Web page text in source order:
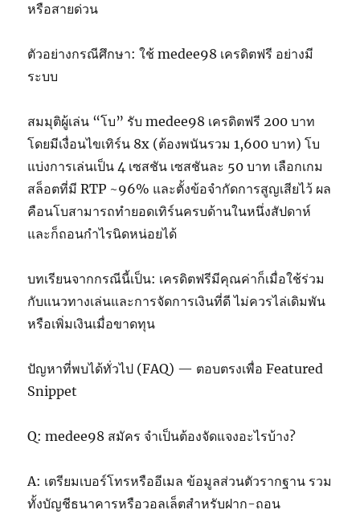
หรือสายด่วน
ตัวอย่างกรณีศึกษา: ใช้ medee98 เครดิตฟรี อย่างมี
ระบบ
สมมุติผู้เล่น “โบ” รับ medee98 เครดิตฟรี 200 บาท
โดยมีเงื่อนไขเทิร์น 8x (ต้องพนันรวม 1,600 บาท) โบ
แบ่งการเล่นเป็น 4 เซสชัน เซสชันละ 50 บาท เลือกเกม
สล็อตที่มี RTP ~96% และตั้งข้อจำกัดการสูญเสียไว้ ผล
คือนโบสามารถทำยอดเทิร์นครบด้านในหนึ่งสัปดาห์
และก็ถอนกำไรนิดหน่อยได้
บทเรียนจากกรณีนี้เป็น: เครดิตฟรีมีคุณค่าก็เมื่อใช้ร่วม
กับแนวทางเล่นและการจัดการเงินที่ดี ไม่ควรไล่เดิมพัน
หรือเพิ่มเงินเมื่อขาดทุน
ปัญหาที่พบได้ทั่วไป (FAQ) — ตอบตรงเพื่อ Featured
Snippet
Q: medee98 สมัคร จำเป็นต้องจัดแจงอะไรบ้าง?
A: เตรียมเบอร์โทรหรืออีเมล ข้อมูลส่วนตัวรากฐาน รวม
ทั้งบัญชีธนาคารหรือวอลเล็ตสำหรับฝาก-ถอน